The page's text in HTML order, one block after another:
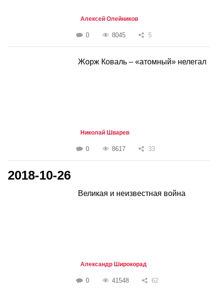
Алексей Олейников
0 8045 5
Жорж Коваль – «атомный» нелегал
Николай Шварев
0 8617 33
2018-10-26
Великая и неизвестная война
Александр Широкорад
0 41548 62